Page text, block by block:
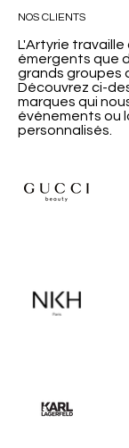
NOS CLIENTS
L'Artyrie
émergents que
grands groupes
Découvrez ci-
marques qui
événements ou
personnalisés.